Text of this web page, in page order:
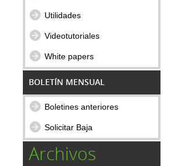
Utilidades
Videotutoriales
White papers
BOLETÍN MENSUAL
Boletines anteriores
Solicitar Baja
Archivos